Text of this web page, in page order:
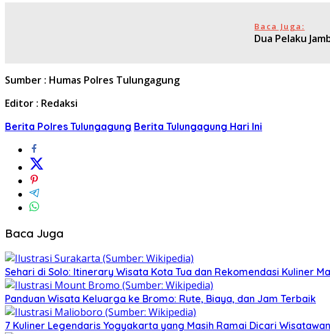
Baca Juga:
Dua Pelaku
Sumber : Humas Polres Tulungagung
Editor : Redaksi
Berita Polres Tulungagung Berita Tulungagung Hari Ini
Baca Juga
Sehari di Solo: Itinerary Wisata Kota Tua dan Rekomendasi Kuliner
Panduan Wisata Keluarga ke Bromo: Rute, Biaya, dan Jam Terbaik
7 Kuliner Legendaris Yogyakarta yang Masih Ramai Dicari Wisatawan